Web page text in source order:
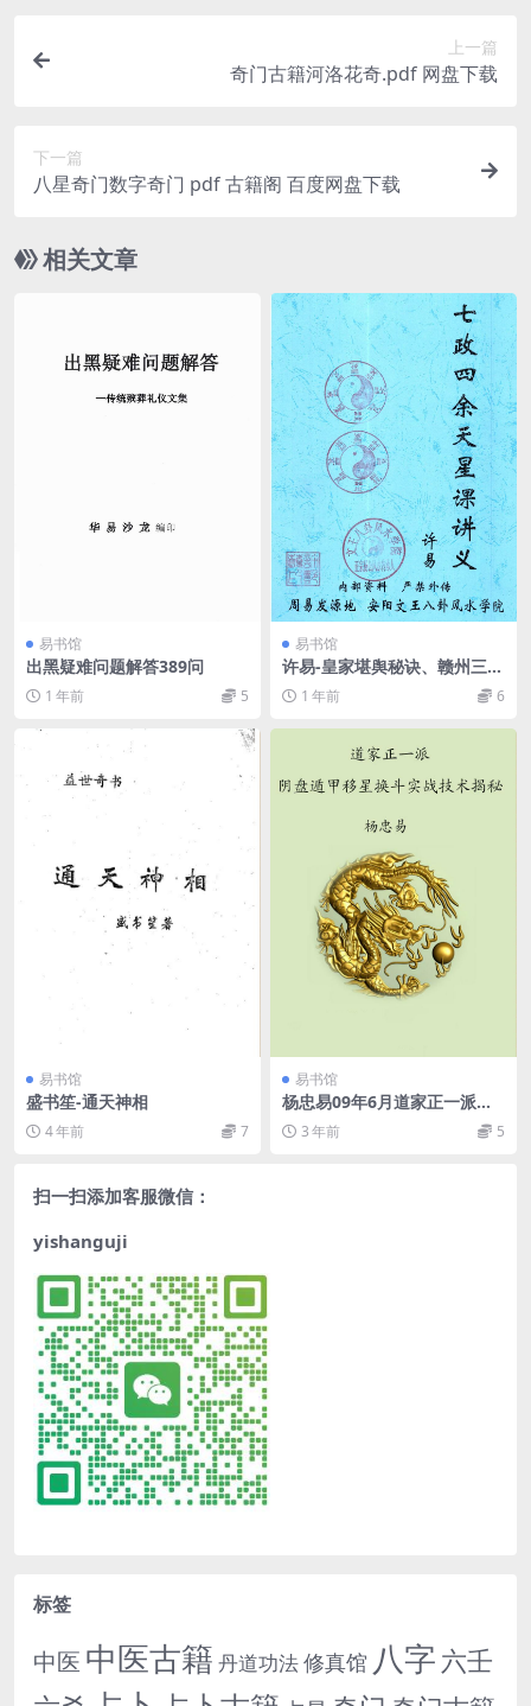
上一篇
奇门古籍河洛花奇.pdf 网盘下载
下一篇
八星奇门数字奇门 pdf 古籍阁 百度网盘下载
相关文章
易书馆
出黑疑难问题解答389问
1 年前 5
易书馆
许易-皇家堪舆秘诀、赣州三僚
真传《七政四余天星造命课讲
义》1 年前 6
易书馆
盛书笙-通天神相
4 年前 7
易书馆
杨忠易09年6月道家正一派阴
盘遁甲移星换斗实战技术揭秘
3 年前 5
扫一扫添加客服微信：
yishanguji
标签
中医 中医古籍 丹道功法修真馆 八字 六壬